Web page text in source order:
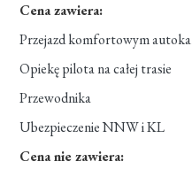
Cena zawiera:
Przejazd komfortowym
Opiekę pilota na całej trasie
Przewodnika
Ubezpieczenie NNW i KL
Cena nie zawiera: